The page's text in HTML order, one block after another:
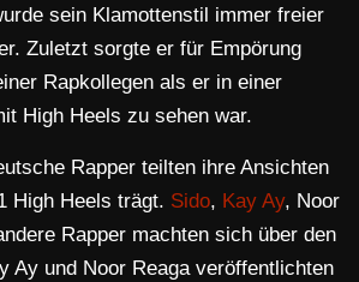
sein Klamottenstil immer freier
Zuletzt sorgte er für Empörung
Rapkollegen als er in einer
High Heels zu sehen war.
Rapper teilten ihre Ansichten
High Heels trägt. Sido, Kay Ay, Noor
Rapper machten sich über den
Ay und Noor Reaga veröffentlichten